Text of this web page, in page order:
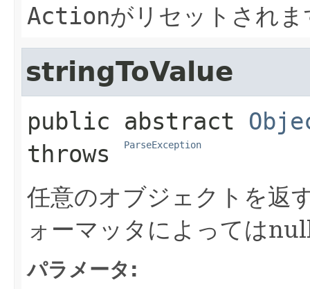
Actionがリセットされま
stringToValue
public abstract
throws
ParseException
任意のオブジェクトを返
ォーマッタによっては
パラメータ: